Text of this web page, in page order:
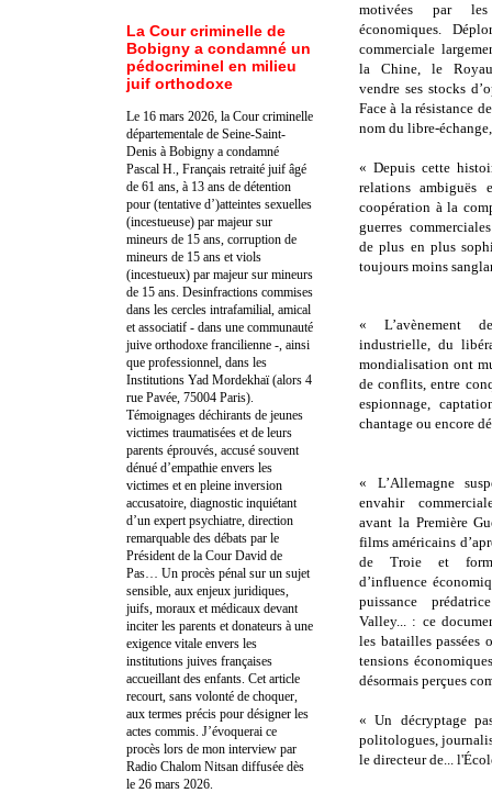
motivées par
économiques.
commerciale
la Chine, le
vendre ses stocks
Face à la résistance
nom du libre-
« Depuis cette
relations ambiguës
coopération à la
guerres
de plus en plus
toujours moins
« L’avènement
industrielle, du
mondialisation ont
de conflits, entre
espionnage,
chantage ou encore
« L’Allemagne
envahir
avant la Première
films américains
de Troie et
d’influence
puissance
Valley... : ce
les batailles passées
tensions
désormais perçues
« Un décryptage
politologues,
le directeur de...
La Cour criminelle de
Bobigny a condamné un
pédocriminel en milieu
juif orthodoxe
Le 16 mars 2026, la Cour criminelle
départementale de Seine-Saint-
Denis à Bobigny a condamné
Pascal H., Français retraité juif âgé
de 61 ans, à 13 ans de détention
pour (tentative d’)atteintes sexuelles
(incestueuse) par majeur sur
mineurs de 15 ans, corruption de
mineurs de 15 ans et viols
(incestueux) par majeur sur mineurs
de 15 ans. Desinfractions commises
dans les cercles intrafamilial, amical
et associatif - dans une communauté
juive orthodoxe francilienne -, ainsi
que professionnel, dans les
Institutions Yad Mordekhaï (alors 4
rue Pavée, 75004 Paris).
Témoignages déchirants de jeunes
victimes traumatisées et de leurs
parents éprouvés, accusé souvent
dénué d’empathie envers les
victimes et en pleine inversion
accusatoire, diagnostic inquiétant
d’un expert psychiatre, direction
remarquable des débats par le
Président de la Cour David de
Pas… Un procès pénal sur un sujet
sensible, aux enjeux juridiques,
juifs, moraux et médicaux devant
inciter les parents et donateurs à une
exigence vitale envers les
institutions juives françaises
accueillant des enfants. Cet article
recourt, sans volonté de choquer,
aux termes précis pour désigner les
actes commis. J’évoquerai ce
procès lors de mon interview par
Radio Chalom Nitsan diffusée dès
le 26 mars 2026.